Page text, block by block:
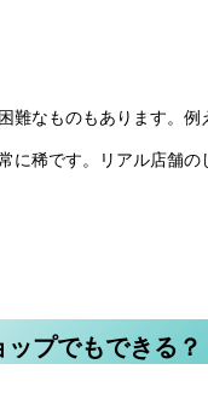
難なものもあります。
に稀です。リアル店舗
プでもできる？